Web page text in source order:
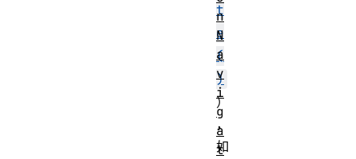
t
e
(
)
）
，
如
n
N
a
v
i
g
a
t